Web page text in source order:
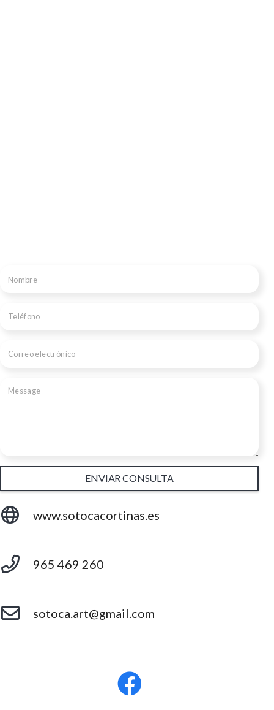
ENVIAR CONSULTA
www.sotocacortinas.es
965 469 260
sotoca.art@gmail.com